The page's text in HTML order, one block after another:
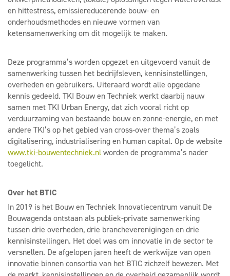
en hittestress, emissiereducerende bouw- en
onderhoudsmethodes en nieuwe vormen van
ketensamenwerking om dit mogelijk te maken.
Deze programma’s worden opgezet en uitgevoerd vanuit de
samenwerking tussen het bedrijfsleven, kennisinstellingen,
overheden en gebruikers. Uiteraard wordt alle opgedane
kennis gedeeld. TKI Bouw en Techniek werkt daarbij nauw
samen met TKI Urban Energy, dat zich vooral richt op
verduurzaming van bestaande bouw en zonne-energie, en met
andere TKI’s op het gebied van cross-over thema’s zoals
digitalisering, industrialisering en human capital. Op de website
www.tki-bouwentechniek.nlworden de programma’s nader
toegelicht.
Over het BTIC
In 2019 is het Bouw en Techniek Innovatiecentrum vanuit De
Bouwagenda ontstaan als publiek-private samenwerking
tussen drie overheden, drie brancheverenigingen en drie
kennisinstellingen. Het doel was om innovatie in de sector te
versnellen. De afgelopen jaren heeft de werkwijze van open
innovatie binnen consortia van het BTIC zichzelf bewezen. Met